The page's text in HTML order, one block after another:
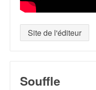
Site de l'éditeur
Souffle